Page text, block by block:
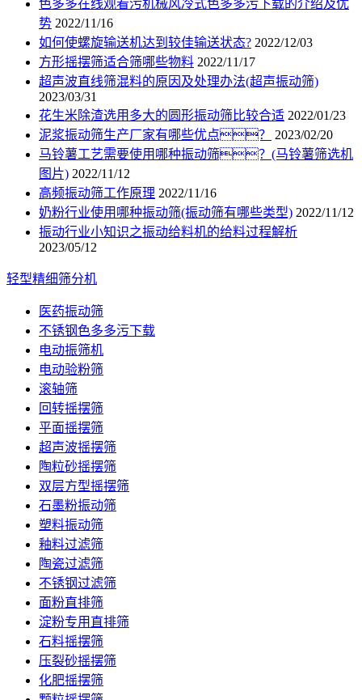
色多多在线观看污机械风冷式色多多污下载的介绍及优
势 2022/11/16
如何使螺旋输送机达到较佳输送状态? 2022/12/03
方形摇摆筛适合筛哪些物料 2022/11/17
超声波直线筛混料的原因及处理办法(超声振动筛)
2023/03/31
花生米除渣选用多大的圆形振动筛比较合适 2022/01/23
泥浆振动筛生产厂家有哪些优点？
2023/02/20
马铃薯工艺需要使用哪种振动筛？(马铃薯筛选机
图片) 2022/11/12
高频振动筛工作原理 2022/11/16
奶粉行业使用哪种振动筛(振动筛有哪些类型) 2022/11/12
振动行业小知识之振动给料机的给料过程解析
2023/05/12
轻型精细筛分机
医药振动筛
不锈钢色多多污下载
电动振筛机
电动验粉筛
滚轴筛
回转摇摆筛
平面摇摆筛
超声波摇摆筛
陶粒砂摇摆筛
双层方型摇摆筛
石墨粉振动筛
塑料振动筛
釉料过滤筛
陶瓷过滤筛
不锈钢过滤筛
面粉直排筛
淀粉专用直排筛
石料摇摆筛
压裂砂摇摆筛
化肥摇摆筛